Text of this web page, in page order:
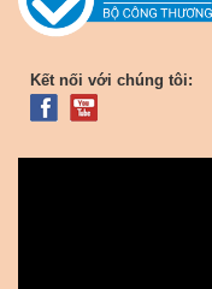
Kết nối với chúng tôi: